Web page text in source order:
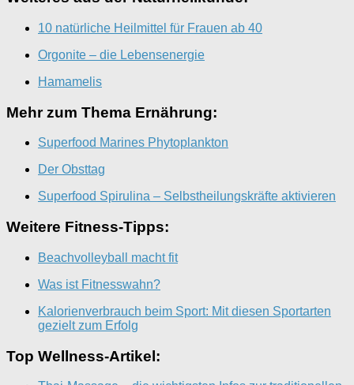
10 natürliche Heilmittel für Frauen ab 40
Orgonite – die Lebensenergie
Hamamelis
Mehr zum Thema Ernährung:
Superfood Marines Phytoplankton
Der Obsttag
Superfood Spirulina – Selbstheilungskräfte aktivieren
Weitere Fitness-Tipps:
Beachvolleyball macht fit
Was ist Fitnesswahn?
Kalorienverbrauch beim Sport: Mit diesen Sportarten
gezielt zum Erfolg
Top Wellness-Artikel: